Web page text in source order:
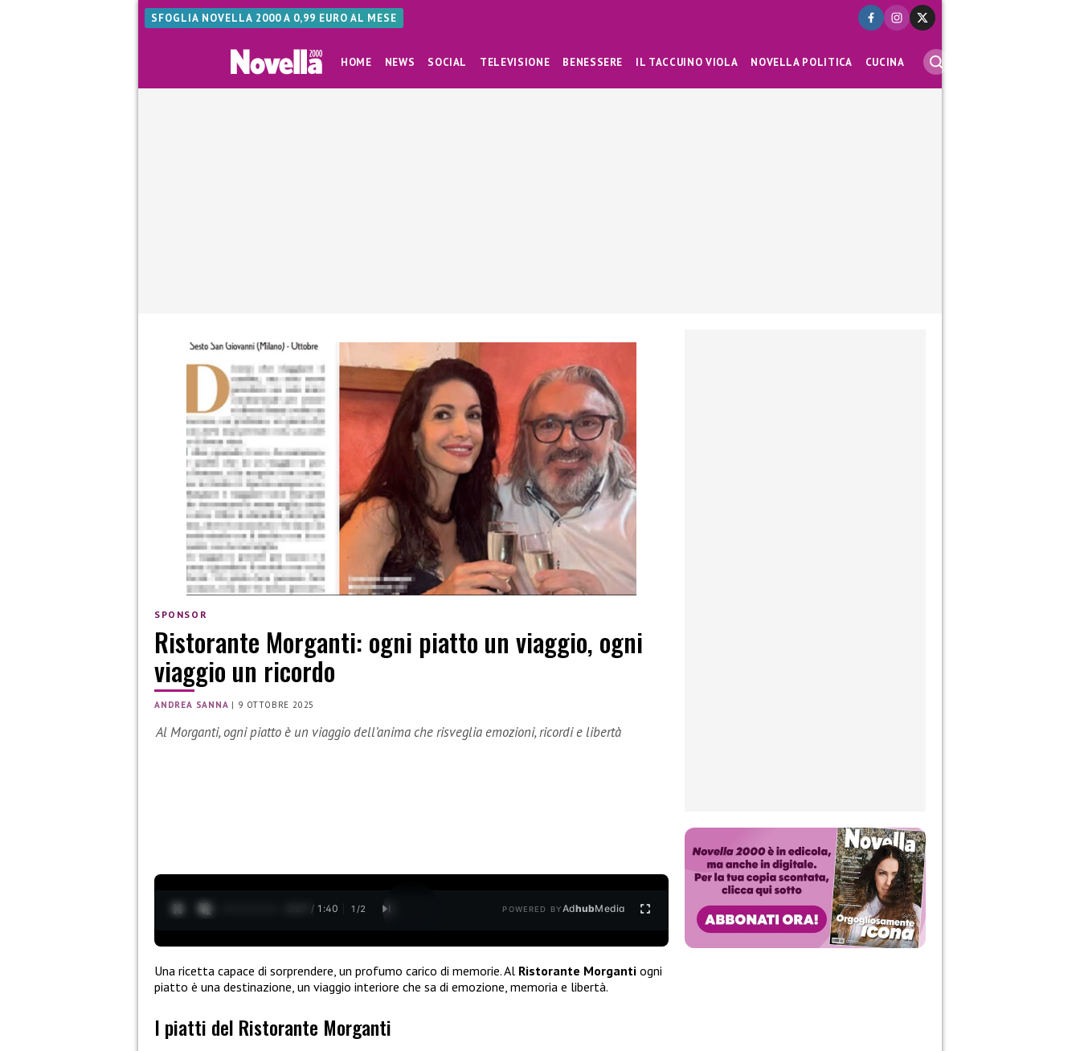
SFOGLIA NOVELLA 2000 A 0,99 EURO AL MESE
HOME NEWS SOCIAL TELEVISIONE BENESSERE IL TACCUINO VIOLA NOVELLA POLITICA CUCINA
SPONSOR
Ristorante Morganti: ogni piatto un viaggio, ogni
viaggio un ricordo
ANDREA SANNA | 9 OTTOBRE 2025
Al Morganti, ogni piatto è un viaggio dell’anima che risveglia emozioni, ricordi e libertà
0:28 / 1:40 1 /2 POWERED BYAdhubMedia
Una ricetta capace di sorprendere, un profumo carico di memorie. Al Ristorante Morganti ogni
piatto è una destinazione, un viaggio interiore che sa di emozione, memoria e libertà.
I piatti del Ristorante Morganti